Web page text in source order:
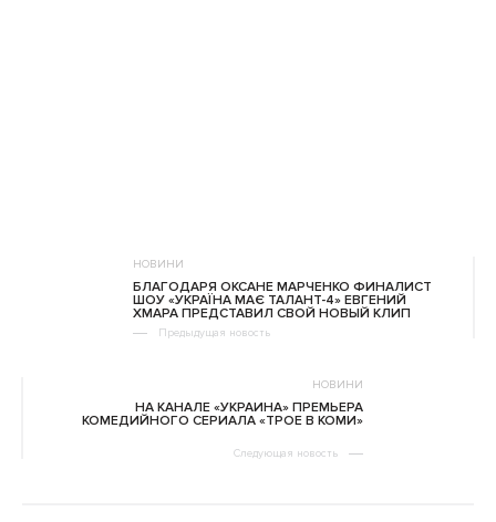
НОВИНИ
БЛАГОДАРЯ ОКСАНЕ МАРЧЕНКО ФИНАЛИСТ
ШОУ «УКРАЇНА МАЄ ТАЛАНТ-4» ЕВГЕНИЙ
ХМАРА ПРЕДСТАВИЛ СВОЙ НОВЫЙ КЛИП
Предыдущая новость
НОВИНИ
НА КАНАЛЕ «УКРАИНА» ПРЕМЬЕРА
КОМЕДИЙНОГО СЕРИАЛА «ТРОЕ В КОМИ»
Следующая новость